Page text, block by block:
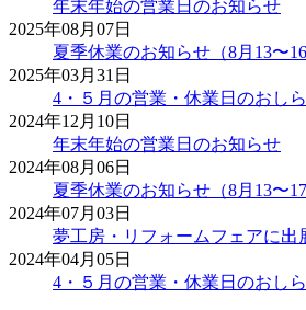
年末年始の営業日のお知らせ
2025年08月07日
夏季休業のお知らせ（8月13〜16
2025年03月31日
4・５月の営業・休業日のおし
2024年12月10日
年末年始の営業日のお知らせ
2024年08月06日
夏季休業のお知らせ（8月13〜17
2024年07月03日
夢工房・リフォームフェアに出
2024年04月05日
4・５月の営業・休業日のおしら